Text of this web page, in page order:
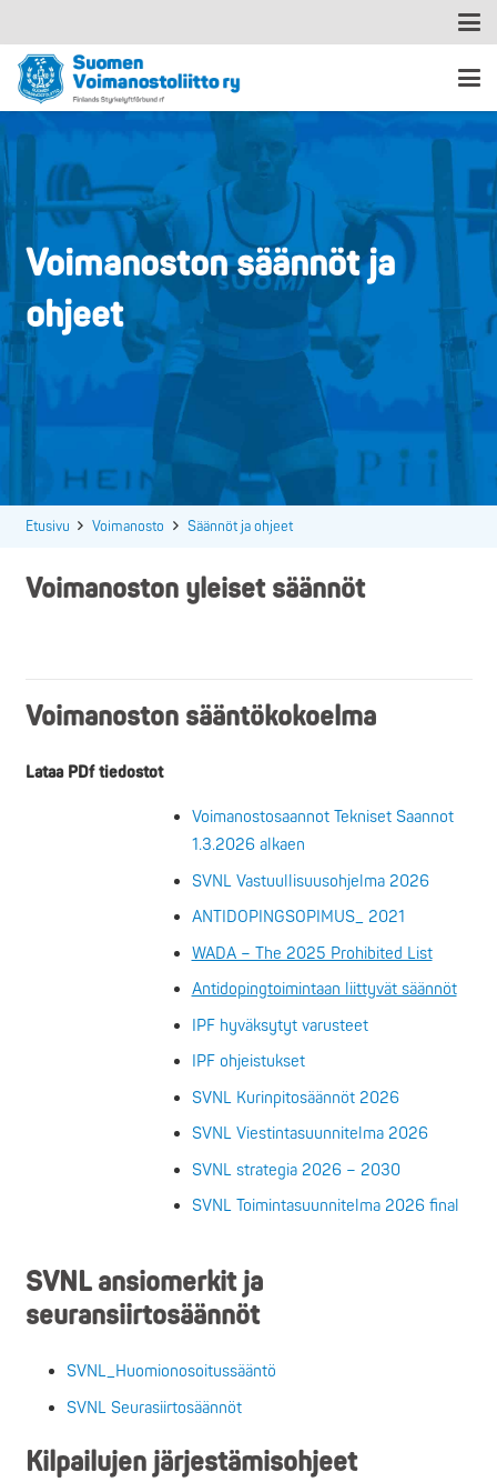
Voimanoston säännöt ja
ohjeet
Etusivu Voimanosto Säännöt ja ohjeet
Voimanoston yleiset säännöt
Voimanoston sääntökokoelma
Lataa PDf tiedostot
Voimanostosaannot Tekniset Saannot
1.3.2026 alkaen
SVNL Vastuullisuusohjelma 2026
ANTIDOPINGSOPIMUS_ 2021
WADA – The 2025 Prohibited List
Antidopingtoimintaan liittyvät säännöt
IPF hyväksytyt varusteet
IPF ohjeistukset
SVNL Kurinpitosäännöt 2026
SVNL Viestintasuunnitelma 2026
SVNL strategia 2026 – 2030
SVNL Toimintasuunnitelma 2026 final
SVNL ansiomerkit ja
seuransiirtosäännöt
SVNL_Huomionosoitussääntö
SVNL Seurasiirtosäännöt
Kilpailujen järjestämisohjeet